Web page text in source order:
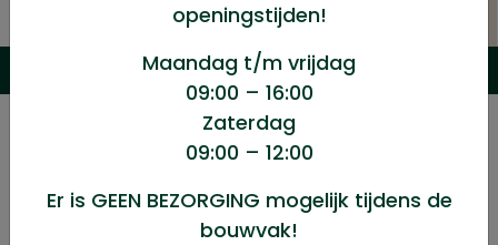
Wand en Plafond/Agnes one Step,Gips,Fermacell
Agnes plaat wit stuc vochtwerend per pak (a 3.03m2)
openingstijden!
Maandag t/m vrijdag
09:00 – 16:00
Zaterdag
09:00 – 12:00
Er is GEEN BEZORGING mogelijk tijdens de
bouwvak!